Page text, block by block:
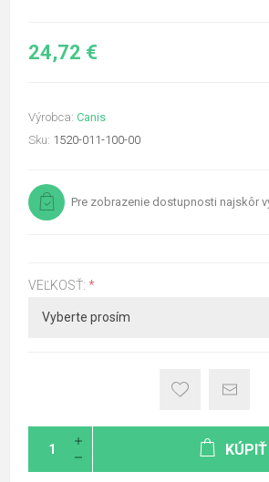
24,72 €
Výrobca: Canis
Sku: 1520-011-100-00
Pre zobrazenie dostupnosti najskôr
VEĽKOSŤ: *
KÚPIŤ